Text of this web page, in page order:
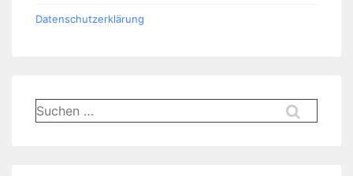
Datenschutzerklärung
Suchen
nach: